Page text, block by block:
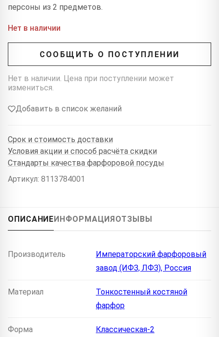
персоны из 2 предметов.
Нет в наличии
СООБЩИТЬ О ПОСТУПЛЕНИИ
Нет в наличии. Цена при поступлении может
измениться.
Добавить в список желаний
Срок и стоимость доставки
Условия акции и способ расчёта скидки
Стандарты качества фарфоровой посуды
Артикул: 8113784001
ОПИСАНИЕИНФОРМАЦИЯОТЗЫВЫ
Производитель
Императорский фарфоровый
завод (ИФЗ, ЛФЗ), Россия
Материал
Тонкостенный костяной
фарфор
Форма Классическая-2